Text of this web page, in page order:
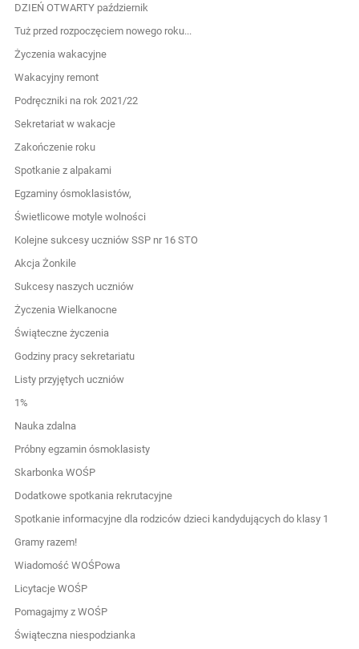
DZIEŃ OTWARTY październik
Tuż przed rozpoczęciem nowego roku...
Życzenia wakacyjne
Wakacyjny remont
Podręczniki na rok 2021/22
Sekretariat w wakacje
Zakończenie roku
Spotkanie z alpakami
Egzaminy ósmoklasistów,
Świetlicowe motyle wolności
Kolejne sukcesy uczniów SSP nr 16 STO
Akcja Żonkile
Sukcesy naszych uczniów
Życzenia Wielkanocne
Świąteczne życzenia
Godziny pracy sekretariatu
Listy przyjętych uczniów
1%
Nauka zdalna
Próbny egzamin ósmoklasisty
Skarbonka WOŚP
Dodatkowe spotkania rekrutacyjne
Spotkanie informacyjne dla rodziców dzieci kandydujących do klasy 1
Gramy razem!
Wiadomość WOŚPowa
Licytacje WOŚP
Pomagajmy z WOŚP
Świąteczna niespodzianka